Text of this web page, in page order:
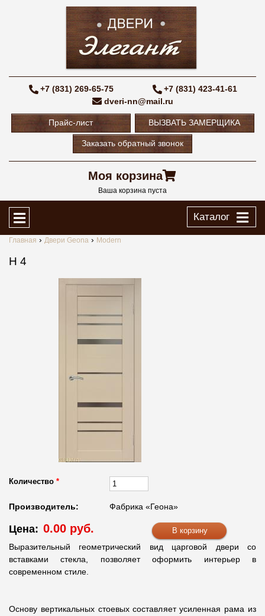
+7 (831) 269-65-75
+7 (831) 423-41-61
dveri-nn@mail.ru
Прайс-лист ВЫЗВАТЬ ЗАМЕРЩИКА
Заказать обратный звонок
Моя корзина
Ваша корзина пуста
Каталог
Главная Двери Geona Modern
H 4
Количество *
Производитель: Фабрика «Геона»
Цена: 0.00 руб.
Выразительный геометрический вид царговой двери со
вставками стекла, позволяет оформить интерьер в
современном стиле.
Основу вертикальных стоевых составляет усиленная рама из